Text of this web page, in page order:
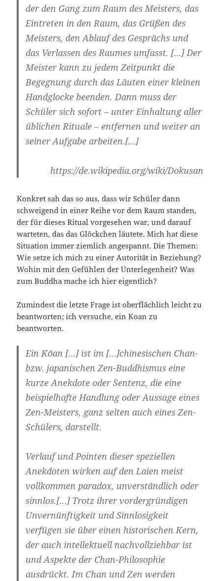
der den Gang zum Raum des Meisters, das
Eintreten in den Raum, das Grüßen des
Meisters, den Ablauf des Gesprächs und
das Verlassen des Raumes umfasst. […] Der
Meister kann zu jedem Zeitpunkt die
Begegnung durch das Läuten einer kleinen
Handglocke beenden. Dann muss der
Schüler sich sofort – unter Einhaltung aller
üblichen Rituale – entfernen und weiter an
seiner Aufgabe arbeiten.[…]
https://de.wikipedia.org/wiki/Dokusan
Konkret sah das so aus, dass wir Schüler dann
schweigend in einer Reihe vor dem Raum standen,
der für dieses Ritual vorgesehen war, und darauf
warteten, das das Glöckchen läutete. Mich hat diese
Situation immer ziemlich angespannt. Die Themen:
Wie setze ich mich zu einer Autorität in Beziehung?
Wohin mit den Gefühlen der Unterlegenheit? Was
zum Buddha mache ich hier eigentlich?
Zumindest die letzte Frage ist oberflächlich leicht zu
beantworten; ich versuche, ein Koan zu
beantworten.
Ein Kōan […] ist im […]chinesischen Chan-
bzw. japanischen Zen-Buddhismus eine
kurze Anekdote oder Sentenz, die eine
beispielhafte Handlung oder Aussage eines
Zen-Meisters, ganz selten auch eines Zen-
Schülers, darstellt.
Verlauf und Pointen dieser speziellen
Anekdoten wirken auf den Laien meist
vollkommen paradox, unverständlich oder
sinnlos.[…] Trotz ihrer vordergründigen
Unvernünftigkeit und Sinnlosigkeit
verfügen sie über einen historischen Kern,
der auch intellektuell nachvollziehbar ist
und Aspekte der Chan-Philosophie
ausdrückt. Im Chan und Zen werden